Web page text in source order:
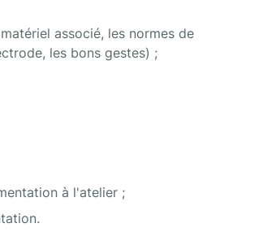
associé, les normes de
les bons gestes) ;
à l'atelier ;